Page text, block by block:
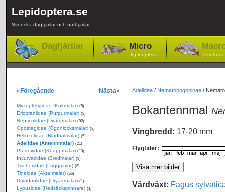
Lepidoptera.se
Svenska dagfjärilar och nattfjärilar
Dagfjärilar Micro
-lepidoptera -
Adelidae/ Nematopogoninae/
Bokantennmal
Vingbredd: 17-20 mm
Flygtider:
Värdväxt: Fagus
«Föregående Nästa»
Micropterigidae (Käkmalar) (5)
Eriocraniidae (Purpurmalar) (8)
Nepticulidae (Dvärgmalar) (92)
Opostegidae (Ögonlocksmalar) (3)
Heliozelidae (Bladhålmalar) (5)
Adelidae (Antennmalar) (21)
Prodoxidae (Knoppmalar) (10)
Incurvariidae (Bredmalar) (9)
Tischeriidae (Luggmalar) (6)
Tineidae (Äkta malar) (55)
Dryadaulidae (Dryadmalar) (1)
Lypusidae (Hedsäckspinnare) (1)